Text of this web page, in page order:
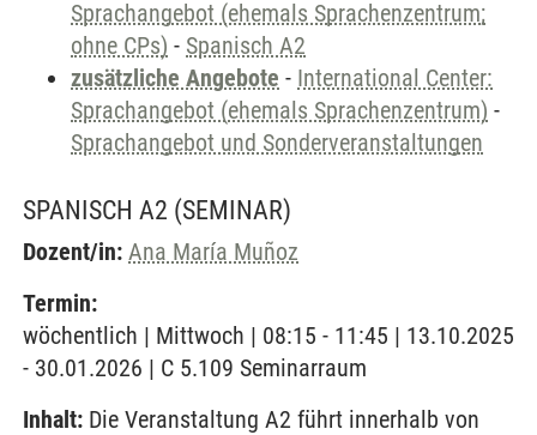
Sprachangebot (ehemals Sprachenzentrum;
ohne CPs) - Spanisch A2
zusätzliche Angebote - International Center:
Sprachangebot (ehemals Sprachenzentrum) -
Sprachangebot und Sonderveranstaltungen
SPANISCH A2 (SEMINAR)
Dozent/in: Ana María Muñoz
Termin:
wöchentlich | Mittwoch | 08:15 - 11:45 | 13.10.2025
- 30.01.2026 | C 5.109 Seminarraum
Inhalt: Die Veranstaltung A2 führt innerhalb von